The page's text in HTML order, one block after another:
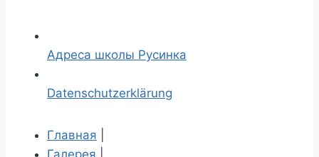
Адреса школы Русинка
Datenschutzerklärung
Главная